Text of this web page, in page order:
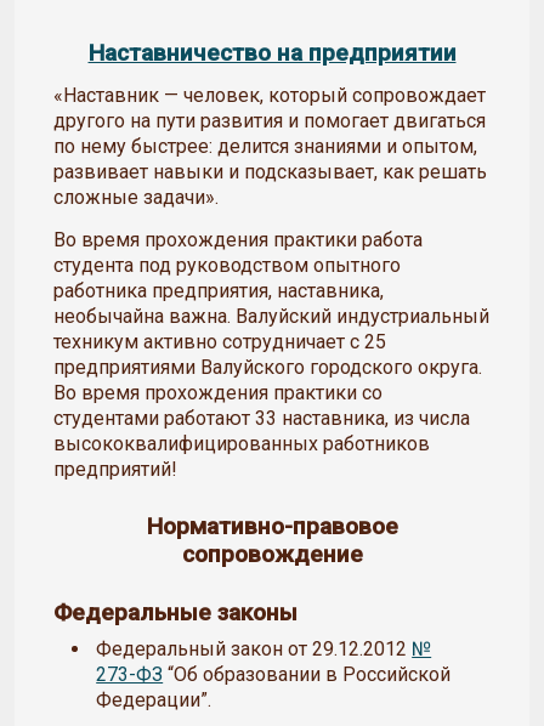
Наставничество на предприятии
«Наставник — человек, который сопровождает
другого на пути развития и помогает двигаться
по нему быстрее: делится знаниями и опытом,
развивает навыки и подсказывает, как решать
сложные задачи».
Во время прохождения практики работа
студента под руководством опытного
работника предприятия, наставника,
необычайна важна. Валуйский индустриальный
техникум активно сотрудничает с 25
предприятиями Валуйского городского округа.
Во время прохождения практики со
студентами работают 33 наставника, из числа
высококвалифицированных работников
предприятий!
Нормативно-правовое
сопровождение
Федеральные законы
Федеральный закон от 29.12.2012 №
273-ФЗ “Об образовании в Российской
Федерации”.